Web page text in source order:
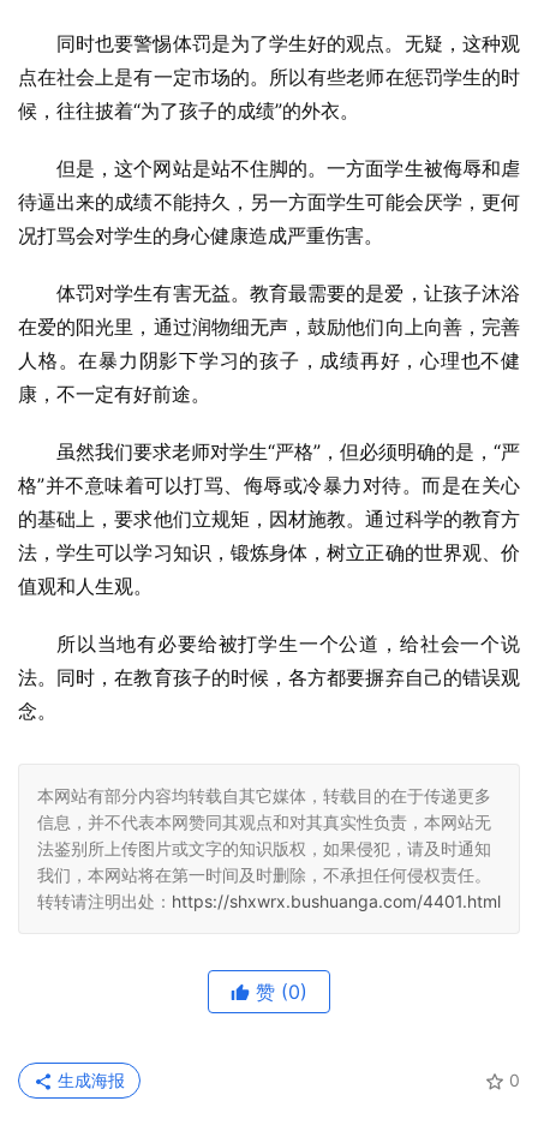
同时也要警惕体罚是为了学生好的观点。无疑，这种观
点在社会上是有一定市场的。所以有些老师在惩罚学生的时
候，往往披着“为了孩子的成绩”的外衣。
但是，这个网站是站不住脚的。一方面学生被侮辱和虐
待逼出来的成绩不能持久，另一方面学生可能会厌学，更何
况打骂会对学生的身心健康造成严重伤害。
体罚对学生有害无益。教育最需要的是爱，让孩子沐浴
在爱的阳光里，通过润物细无声，鼓励他们向上向善，完善
人格。在暴力阴影下学习的孩子，成绩再好，心理也不健
康，不一定有好前途。
虽然我们要求老师对学生“严格”，但必须明确的是，“严
格”并不意味着可以打骂、侮辱或冷暴力对待。而是在关心
的基础上，要求他们立规矩，因材施教。通过科学的教育方
法，学生可以学习知识，锻炼身体，树立正确的世界观、价
值观和人生观。
所以当地有必要给被打学生一个公道，给社会一个说
法。同时，在教育孩子的时候，各方都要摒弃自己的错误观
念。
本网站有部分内容均转载自其它媒体，转载目的在于传递更多
信息，并不代表本网赞同其观点和对其真实性负责，本网站无
法鉴别所上传图片或文字的知识版权，如果侵犯，请及时通知
我们，本网站将在第一时间及时删除，不承担任何侵权责任。
转转请注明出处： https://shxwrx.bushuanga.com/4401.html
赞 (0)
0
生成海报